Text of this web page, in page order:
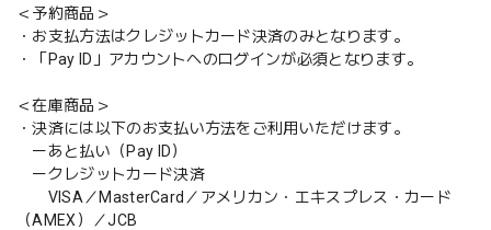
＜予約商品＞
・お支払方法はクレジットカード決済のみとなります。
・「Pay ID」アカウントへのログインが必須となります。
＜在庫商品＞
・決済には以下のお支払い方法をご利用いただけます。
ーあと払い（Pay ID）
ークレジットカード決済
VISA／MasterCard／アメリカン・エキスプレス・カード
（AMEX）／JCB